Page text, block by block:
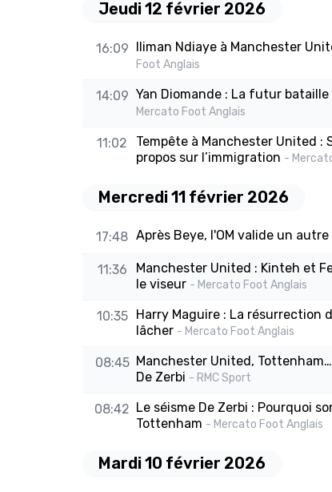
Jeudi 12 février 2026
16:09 Iliman Ndiaye à Manchester
Foot Anglais
14:09 Yan Diomande : La futur
Mercato Foot Anglais
11:02
Tempête à Manchester United :
propos sur l’immigration -
Mercredi 11 février 2026
17:48 Après Beye, l'OM valide un
11:36
Manchester United : Kinteh et
le viseur - Mercato Foot Anglais
10:35 Harry Maguire : La résurrection
lâcher - Mercato Foot Anglais
08:45 Manchester United,
De Zerbi - RMC Sport
08:42 Le séisme De Zerbi : Pourquoi
Tottenham - Mercato Foot Anglais
Mardi 10 février 2026